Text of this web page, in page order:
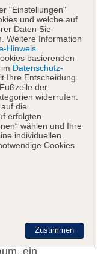
steht
Personal mit
des Hotels
und einen Safe.
zum Internet.
Ausflügen wird
verfügt
über
schöner Garten
des
der
"Einstellungen"
und welche auf
Daten Sie
Weitere Information
Hinweis.
basierenden
Datenschutz-
Ihre Entscheidung
der
widerrufen.
die
erfolgten
wählen und Ihre
individuellen
Cookies
Zustimmen